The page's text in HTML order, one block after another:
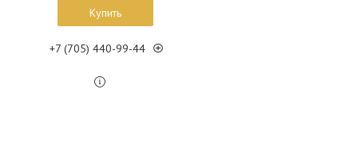
Купить
+7 (705) 440-99-44